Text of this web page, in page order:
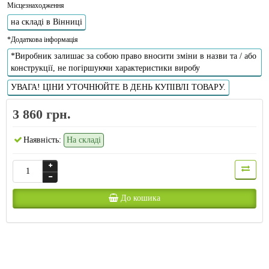
Місцезнаходження
на складі в Вінниці
*Додаткова інформація
*Виробник залишає за собою право вносити зміни в назви та / або
конструкції, не погіршуючи характеристики виробу
УВАГА! ЦІНИ УТОЧНЮЙТЕ В ДЕНЬ КУПІВЛІ ТОВАРУ.
3 860 грн.
Наявність: На складі
До кошика